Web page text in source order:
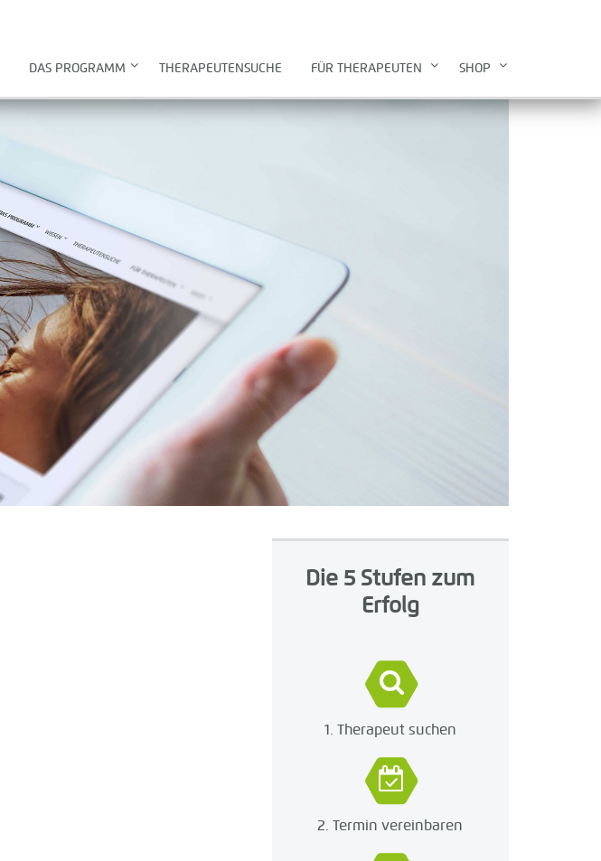
DAS PROGRAMM THERAPEUTENSUCHE FÜR THERAPEUTEN SHOP
Die 5 Stufen zum
Erfolg
1. Therapeut suchen
2. Termin vereinbaren